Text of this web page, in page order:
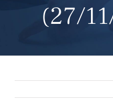
(27/